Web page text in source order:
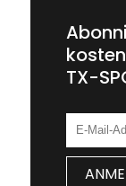
TX-